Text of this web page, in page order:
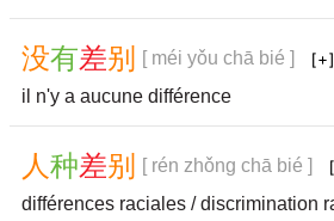
没有差别
[ méi yǒu chā bié ]
il n'y a aucune différence
人种差别
[ rén zhǒng chā bié ]
différences raciales / discrimination